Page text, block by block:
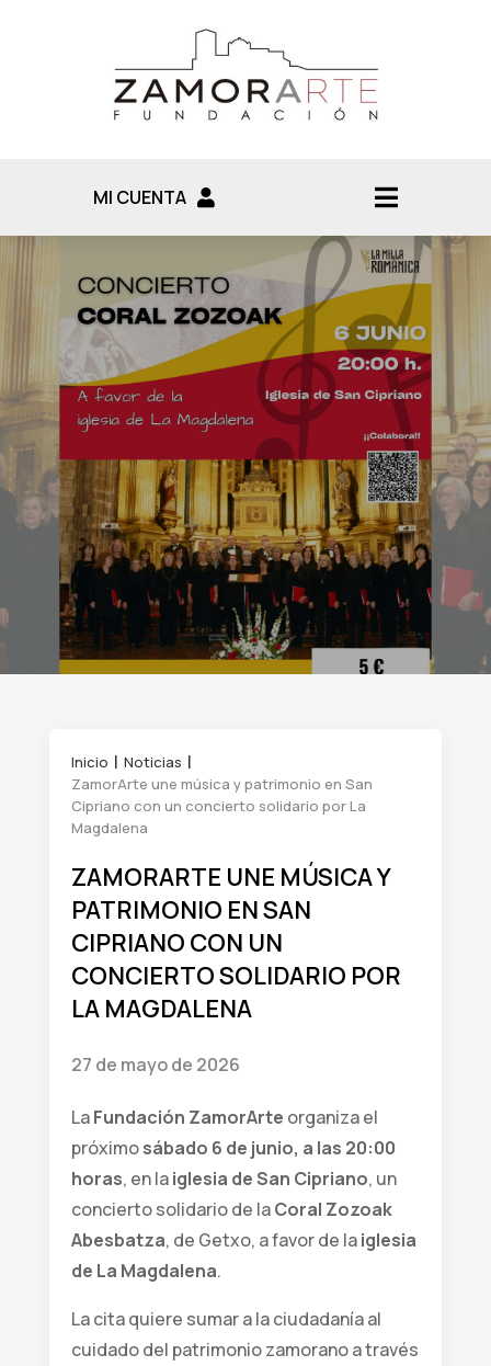
MI CUENTA
Inicio
Noticias
ZamorArte une música y patrimonio en San
Cipriano con un concierto solidario por La
Magdalena
ZAMORARTE UNE MÚSICA Y
PATRIMONIO EN SAN
CIPRIANO CON UN
CONCIERTO SOLIDARIO POR
LA MAGDALENA
27 de mayo de 2026
LaFundación ZamorArte organiza el
próximosábado 6 de junio, a las 20:00
horas, en laiglesia de San Cipriano, un
concierto solidario de laCoral Zozoak
Abesbatza, de Getxo, a favor de laiglesia
de La Magdalena.
La cita quiere sumar a la ciudadanía al
cuidado del patrimonio zamorano a través